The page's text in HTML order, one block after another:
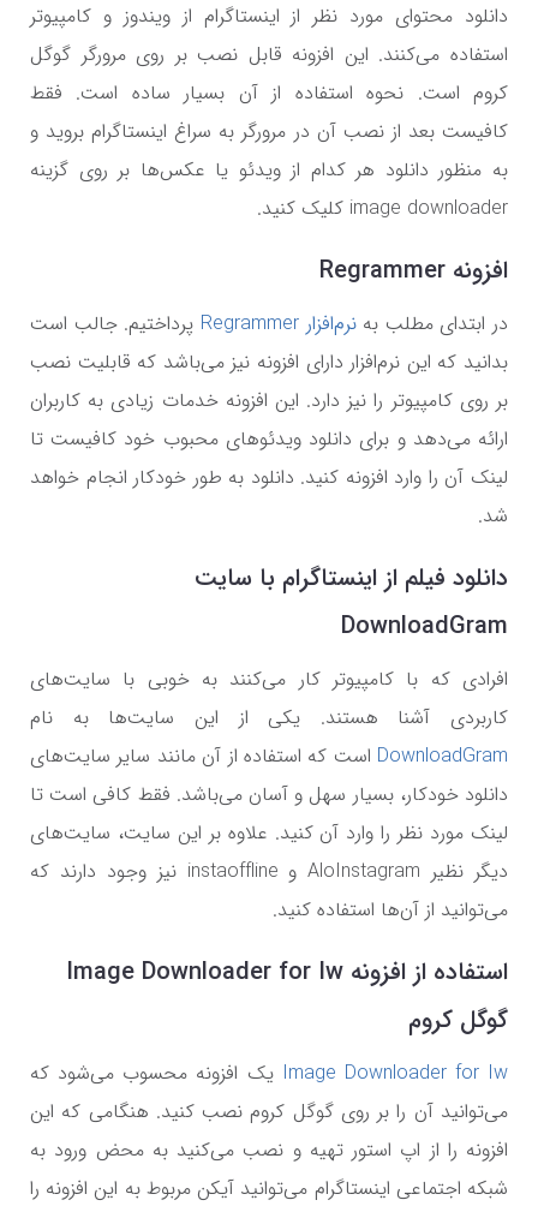
دانلود محتوای مورد نظر از اینستاگرام از ویندوز و کامپیوتر
استفاده می‌کنند. این افزونه قابل نصب بر روی مرورگر گوگل
کروم است. نحوه استفاده از آن بسیار ساده است. فقط
کافیست بعد از نصب آن در مرورگر به سراغ اینستاگرام بروید و
به منظور دانلود هر کدام از ویدئو یا عکس‌ها بر روی گزینه
image downloader کلیک کنید.
افزونه Regrammer
در ابتدای مطلب بهنرم‌افزار Regrammer
پرداختیم. جالب است
بدانید که این نرم‌افزار دارای افزونه نیز می‌باشد که قابلیت نصب
بر روی کامپیوتر را نیز دارد. این افزونه خدمات زیادی به کاربران
ارائه می‌دهد و برای دانلود ویدئو‌های محبوب خود کافیست تا
لینک آن را وارد افزونه کنید. دانلود به طور خودکار انجام خواهد
شد.
دانلود فیلم از اینستاگرام با سایت
DownloadGram
افرادی که با کامپیوتر کار می‌کنند به خوبی با سایت‌های
کاربردی آشنا هستند. یکی از این سایت‌ها به نام
DownloadGram است که استفاده از آن مانند سایر سایت‌های
دانلود خودکار، بسیار سهل و آسان می‌باشد. فقط کافی است تا
لینک مورد نظر را وارد آن کنید. علاوه بر این سایت، سایت‌های
دیگر نظیر AloInstagram و instaoffline نیز وجود دارند که
می‌توانید از آن‌ها استفاده کنید.
استفاده از افزونه Image Downloader for Iw
گوگل کروم
Image Downloader for Iw یک افزونه محسوب می‌شود که
می‌توانید آن را بر روی گوگل کروم نصب کنید. هنگامی که این
افزونه را از اپ استور تهیه و نصب می‌کنید به محض ورود به
شبکه اجتماعی اینستاگرام می‌توانید آیکن مربوط به این افزونه را